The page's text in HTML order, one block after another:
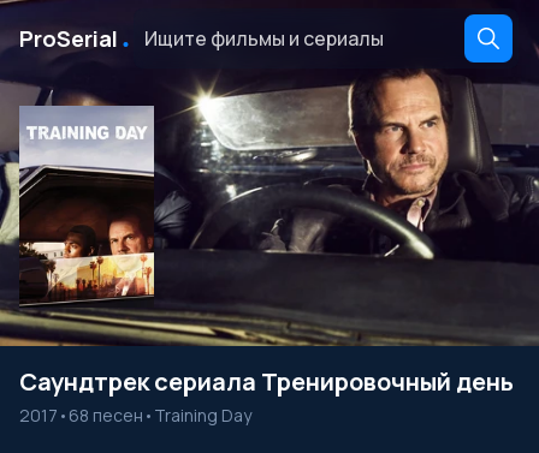
ProSerial ․
Саундтрек сериала Тренировочный день
2017 • 68 песен • Training Day